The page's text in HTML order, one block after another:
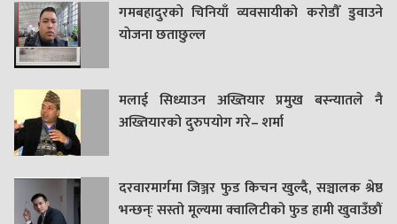
गमबहादुरकाे चिनियाँ व्यवसायीको करोडौँ डुवाउने
याेजना छताछुल्ल
मलाई सिध्याउन अख्तियार प्रमुख बस्न्यातले नै
अख्तियारको दुरुपयोग गरे– शर्मा
दरवारमार्गमा जिञ्जर फुड किचन खुल्दै, सञ्चालक श्रेष्ठ
भन्छन्ः सस्तो मूल्यमा क्वालिटीको फुड हामी खुवाउँछौं